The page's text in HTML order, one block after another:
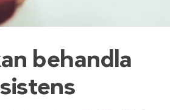
behandla